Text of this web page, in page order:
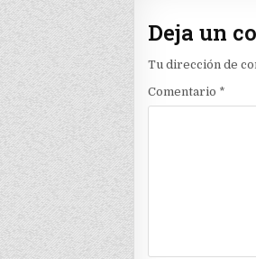
Deja un
Tu dirección de
Comentario *